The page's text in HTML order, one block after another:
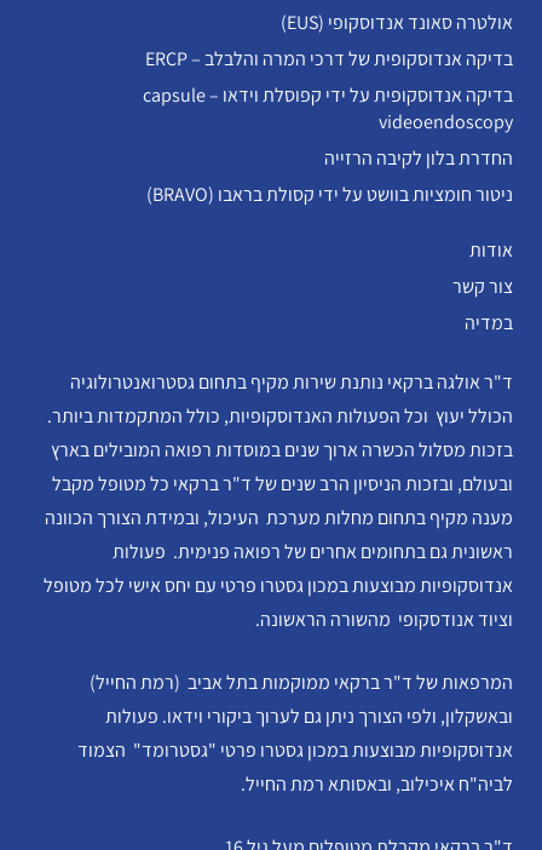
אולטרה סאונד אנדוסקופי (EUS)
בדיקה אנדוסקופית של דרכי המרה והלבלב – ERCP
בדיקה אנדוסקופית על ידי קפוסלת וידאו – capsule
videoendoscopy
החדרת בלון לקיבה הרזייה
ניטור חומציות בוושט על ידי קסולת בראבו (BRAVO)
אודות
צור קשר
במדיה
ד"ר אולגה ברקאי נותנת שירות מקיף בתחום גסטרואנטרולוגיה
הכולל יעוץ וכל הפעולות האנדוסקופיות, כולל המתקמדות ביותר.
בזכות מסלול הכשרה ארוך שנים במוסדות רפואה המובילים בארץ
ובעולם, ובזכות הניסיון הרב שנים של ד"ר ברקאי כל מטופל מקבל
מענה מקיף בתחום מחלות מערכת העיכול, ובמידת הצורך הכוונה
ראשונית גם בתחומים אחרים של רפואה פנימית. פעולות
אנדוסקופיות מבוצעות במכון גסטרו פרטי עם יחס אישי לכל מטופל
וציוד אנודסקופי מהשורה הראשונה.
המרפאות של ד"ר ברקאי ממוקמות בתל אביב (רמת החייל)
ובאשקלון, ולפי הצורך ניתן גם לערוך ביקורי וידאו. פעולות
אנדוסקופיות מבוצעות במכון גסטרו פרטי "גסטרומד" הצמוד
לביה"ח איכילוב, ובאסותא רמת החייל.